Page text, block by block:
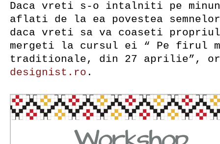
Daca vreti s-o intalniti pe
aflati de la ea povestea
daca vreti sa va coaseti
mergeti la cursul ei “ Pe firul
traditionale, din 27 aprilie”,
designist.ro .